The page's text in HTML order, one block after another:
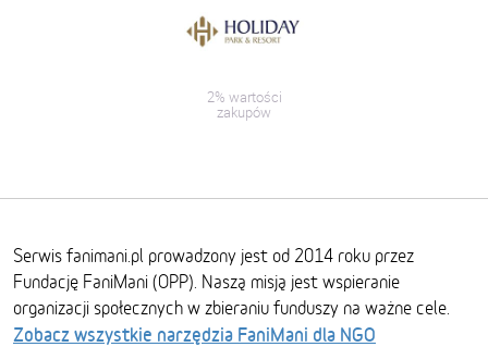
2% wartości
zakupów
Serwis fanimani.pl prowadzony jest od 2014 roku przez
Fundację FaniMani (OPP). Naszą misją jest wspieranie
organizacji społecznych w zbieraniu funduszy na ważne cele.
Zobacz wszystkie narzędzia FaniMani dla NGO